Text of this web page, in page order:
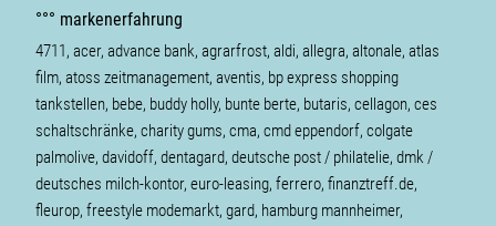
°°° markenerfahrung
4711, acer, advance bank, agrarfrost, aldi, allegra, altonale, atlas
film, atoss zeitmanagement, aventis, bp express shopping
tankstellen, bebe, buddy holly, bunte berte, butaris, cellagon, ces
schaltschränke, charity gums, cma, cmd eppendorf, colgate
palmolive, davidoff, dentagard, deutsche post / philatelie, dmk /
deutsches milch-kontor, euro-leasing, ferrero, finanztreff.de,
fleurop, freestyle modemarkt, gard, hamburg mannheimer,